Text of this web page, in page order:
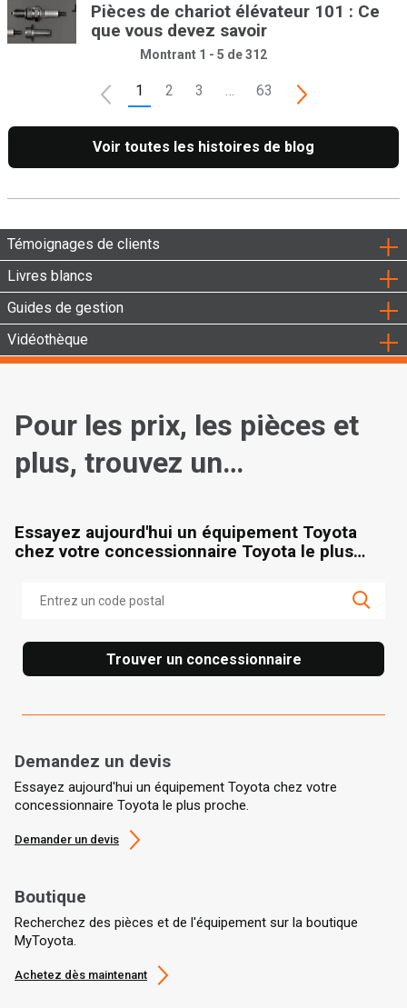
Pièces de chariot élévateur 101 : Ce
que vous devez savoir
Montrant 1 - 5 de 312
1 2 3 … 63
Voir toutes les histoires de blog
Témoignages de clients
Livres blancs
Guides de gestion
Vidéothèque
Pour les prix, les pièces et
plus, trouvez un
Essayez aujourd'hui un équipement Toyota
chez votre concessionnaire Toyota le plus
Trouver un concessionnaire
Demandez un devis
Essayez aujourd'hui un équipement Toyota chez votre
concessionnaire Toyota le plus proche.
Demander un devis
Boutique
Recherchez des pièces et de l'équipement sur la boutique
MyToyota.
Achetez dès maintenant